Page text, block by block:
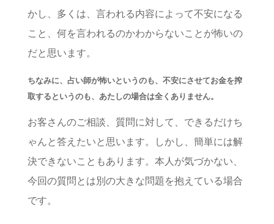
かし、多くは、言われる内容によって不安になる
こと、何を言われるのかわからないことが怖いの
だと思います。
ちなみに、占い師が怖いというのも、不安にさせてお金を搾
取するというのも、あたしの場合は全くありません。
お客さんのご相談、質問に対して、できるだけち
ゃんと答えたいと思います。しかし、簡単には解
決できないこともあります。本人が気づかない、
今回の質問とは別の大きな問題を抱えている場合
です。